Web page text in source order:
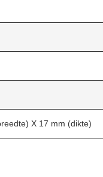
X 17 mm (dikte)